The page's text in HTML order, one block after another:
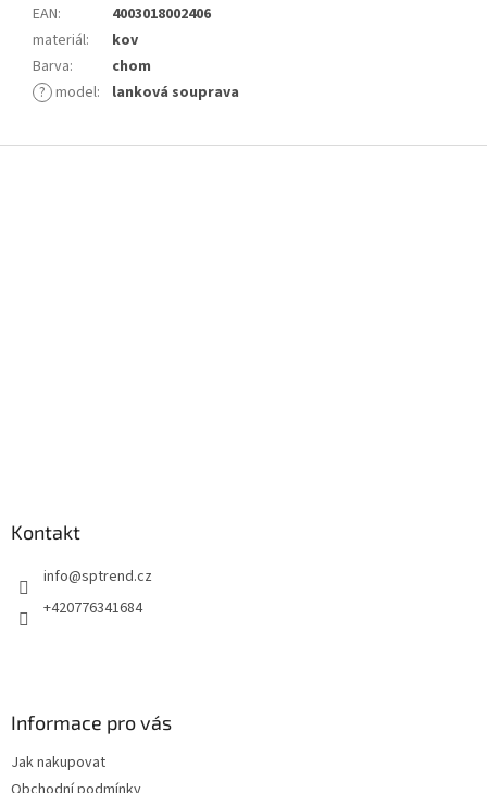
EAN:
4003018002406
materiál:
kov
Barva:
chom
? model: lanková souprava
Kontakt
info@sptrend.cz
+420776341684
Informace pro vás
Jak nakupovat